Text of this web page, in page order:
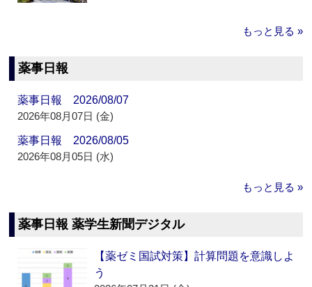
もっと見る »
薬事日報
薬事日報 2026/08/07
2026年08月07日 (金)
薬事日報 2026/08/05
2026年08月05日 (水)
もっと見る »
薬事日報 薬学生新聞デジタル
【薬ゼミ国試対策】計算問題を意識しよ
う